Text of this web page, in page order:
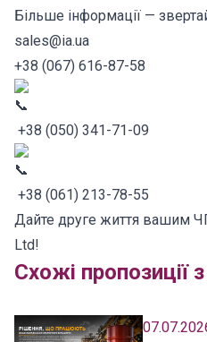
Більше інформації —
sales@ia.ua
+38 (067) 616-87-58
+38 (050) 341-71-09
+38 (061) 213-78-55
Дайте друге життя вашим
Ltd!
Схожі пропозиції